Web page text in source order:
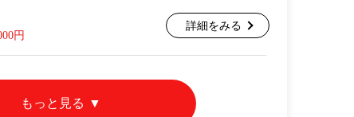
円
詳細をみる
もっと見る